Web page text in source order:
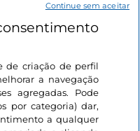
de criação de perfil
a navegação
agregadas. Pode
por categoria) dar,
a qualquer
Continue sem aceitar